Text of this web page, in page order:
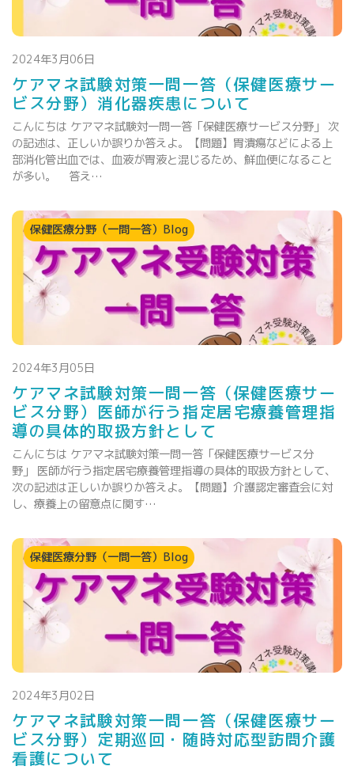
2024年3月06日
ケアマネ試験対策一問一答（保健医療サー
ビス分野）消化器疾患について
こんにちは ケアマネ試験対一問一答「保健医療サービス分野」 次
の記述は、正しいか誤りか答えよ。【問題】胃潰瘍などによる上
部消化管出血では、血液が胃液と混じるため、鮮血便になること
が多い。 答え…
保健医療分野（一問一答）Blog
2024年3月05日
ケアマネ試験対策一問一答（保健医療サー
ビス分野）医師が行う指定居宅療養管理指
導の具体的取扱方針として
こんにちは ケアマネ試験対策一問一答「保健医療サービス分
野」 医師が行う指定居宅療養管理指導の具体的取扱方針として、
次の記述は正しいか誤りか答えよ。【問題】介護認定審査会に対
し、療養上の留意点に関す…
保健医療分野（一問一答）Blog
2024年3月02日
ケアマネ試験対策一問一答（保健医療サー
ビス分野）定期巡回・随時対応型訪問介護
看護について